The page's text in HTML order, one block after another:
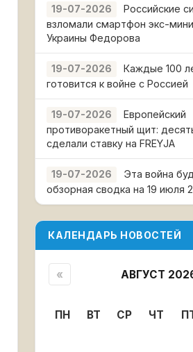
19-07-2026
Российские
взломали смартфон экс-
Украины Федорова
19-07-2026
Каждые 100
готовится к войне с Россией
19-07-2026
Европейский
противоракетный щит:
сделали ставку на FREYJA
19-07-2026
Эта война
обзорная сводка на 19 июля
КАЛЕНДАРЬ НОВОСТЕЙ
« АВГУСТ
ПН ВТ СР ЧТ